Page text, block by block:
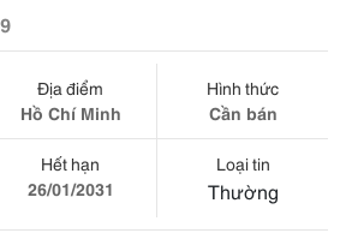
Địa điểm
Hồ Chí Minh
Hình thức
Cần bán
Hết hạn
26/01/2031
Loại tin
Thường